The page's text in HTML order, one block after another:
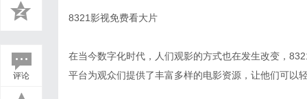
评论
8321影视免费看大片
在当今数字化时代，人们观影的方式也在发生改变，
平台为观众们提供了丰富多样的电影资源，让他们可以